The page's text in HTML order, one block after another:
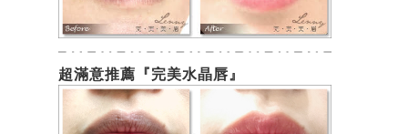
超滿意推薦『完美水晶唇』